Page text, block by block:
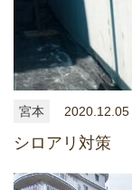
宮本 2020.12.05
シロアリ対策